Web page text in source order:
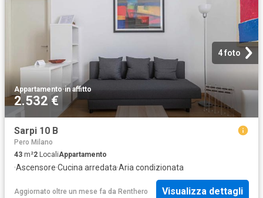
4 foto
Appartamento·in affitto
2.532 €
Sarpi 10 B
Pero Milano
43 m²2 LocaliAppartamento
·Ascensore·Cucina arredata·Aria condizionata
Aggiornato oltre un mese fa da Renthero Visualizza dettagli